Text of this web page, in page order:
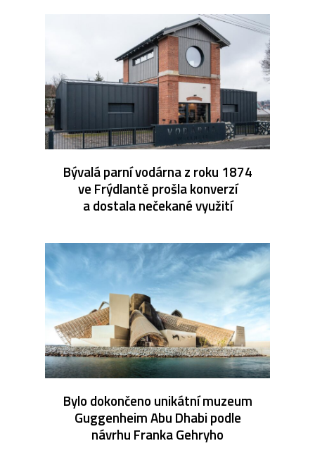
Bývalá parní vodárna z roku 1874
ve Frýdlantě prošla konverzí
a dostala nečekané využití
Bylo dokončeno unikátní muzeum
Guggenheim Abu Dhabi podle
návrhu Franka Gehryho